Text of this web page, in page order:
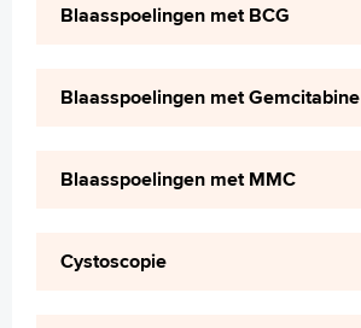
English
Polski
Blaasspoelingen met BCG
Blaasspoelingen met Gemcitabine
Blaasspoelingen met MMC
Cystoscopie